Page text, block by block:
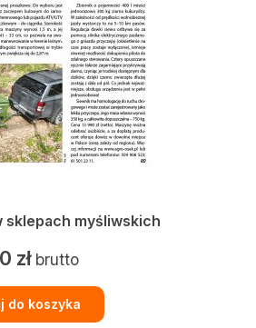
sklepach myśliwskich
zł brutto
do koszyka